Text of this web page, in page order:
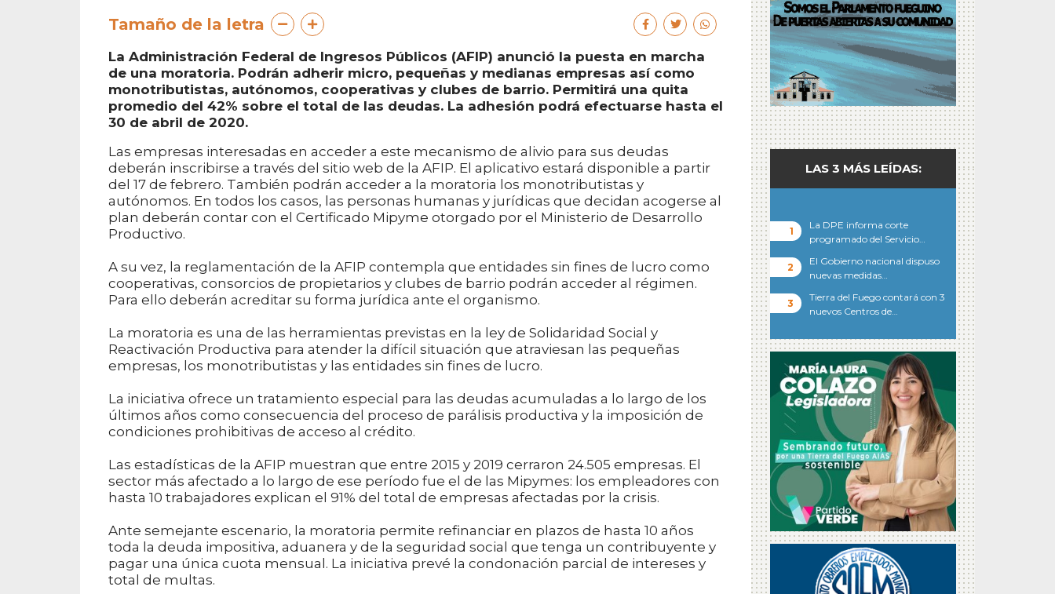
Tamaño de la letra
La Administración Federal de Ingresos Públicos (AFIP) anunció la puesta en marcha
de una moratoria. Podrán adherir micro, pequeñas y medianas empresas así como
monotributistas, autónomos, cooperativas y clubes de barrio. Permitirá una quita
promedio del 42% sobre el total de las deudas. La adhesión podrá efectuarse hasta el
30 de abril de 2020.
Las empresas interesadas en acceder a este mecanismo de alivio para sus deudas
deberán inscribirse a través del sitio web de la AFIP. El aplicativo estará disponible a partir
del 17 de febrero. También podrán acceder a la moratoria los monotributistas y
autónomos. En todos los casos, las personas humanas y jurídicas que decidan acogerse al
plan deberán contar con el Certificado Mipyme otorgado por el Ministerio de Desarrollo
Productivo.
A su vez, la reglamentación de la AFIP contempla que entidades sin fines de lucro como
cooperativas, consorcios de propietarios y clubes de barrio podrán acceder al régimen.
Para ello deberán acreditar su forma jurídica ante el organismo.
La moratoria es una de las herramientas previstas en la ley de Solidaridad Social y
Reactivación Productiva para atender la difícil situación que atraviesan las pequeñas
empresas, los monotributistas y las entidades sin fines de lucro.
La iniciativa ofrece un tratamiento especial para las deudas acumuladas a lo largo de los
últimos años como consecuencia del proceso de parálisis productiva y la imposición de
condiciones prohibitivas de acceso al crédito.
Las estadísticas de la AFIP muestran que entre 2015 y 2019 cerraron 24.505 empresas. El
sector más afectado a lo largo de ese período fue el de las Mipymes: los empleadores con
hasta 10 trabajadores explican el 91% del total de empresas afectadas por la crisis.
Ante semejante escenario, la moratoria permite refinanciar en plazos de hasta 10 años
toda la deuda impositiva, aduanera y de la seguridad social que tenga un contribuyente y
pagar una única cuota mensual. La iniciativa prevé la condonación parcial de intereses y
total de multas.
LAS 3 MÁS LEÍDAS:
La DPE informa corte
programado del Servicio…
El Gobierno nacional dispuso
nuevas medidas…
Tierra del Fuego contará con 3
nuevos Centros de…